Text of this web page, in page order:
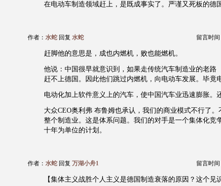
在电动车制造领域赶上，是既成事实了。严谨又死板的德
作者： 水蛇 回复 水蛇 留言时间
赶脚他的意思是，成也内燃机，败也能燃机。
他说：中国很早就意识到，如果走传统汽车制造业的老路
赶不上德国。因此他们跳过内燃机，向电动车发展。毕竟
电动化加上软件意义上的汽车，使中国汽车业迅速膨胀。
大众CEO奥利弗 布鲁姆也承认，我们的商业模式不行了
整个制造业。这是体系问题。我们的对手是一个集体化竞
十年为单位的计划。
作者： 水蛇 回复 万湖小舟1 留言时间
【集体主义战胜个人主义是德国制造衰落的原因？这个见